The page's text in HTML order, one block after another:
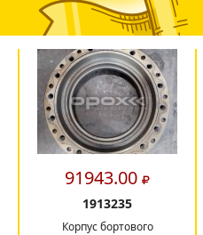
91943.00
1913235
Корпус бортового